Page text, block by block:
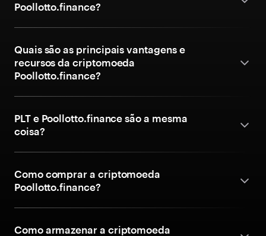
Poollotto.finance?
Quais são as principais vantagens e
recursos da criptomoeda
Poollotto.finance?
PLT e Poollotto.finance são a mesma
coisa?
Como comprar a criptomoeda
Poollotto.finance?
Como armazenar a criptomoeda